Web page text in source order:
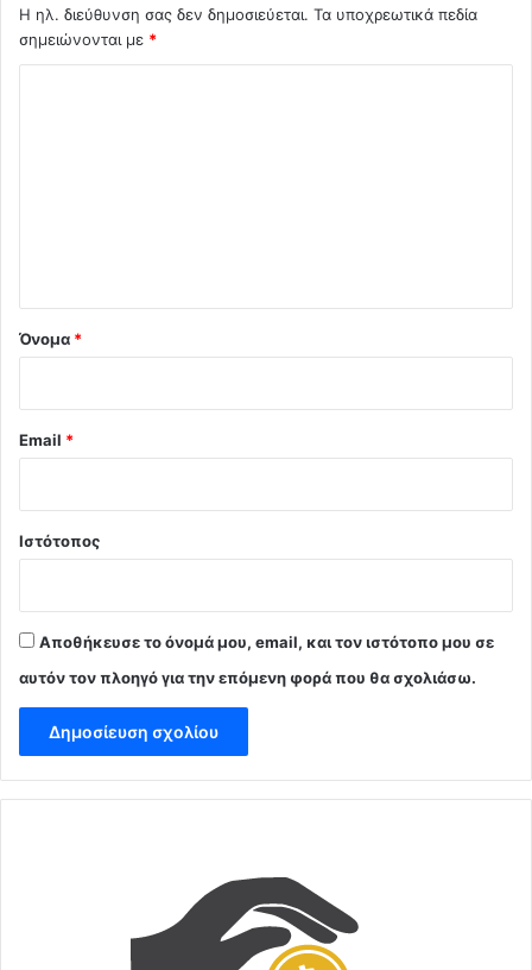
Η ηλ. διεύθυνση σας δεν δημοσιεύεται. Τα υποχρεωτικά πεδία
σημειώνονται με *
Όνομα *
Email *
Ιστότοπος
Αποθήκευσε το όνομά μου, email, και τον ιστότοπο μου σε
αυτόν τον πλοηγό για την επόμενη φορά που θα σχολιάσω.